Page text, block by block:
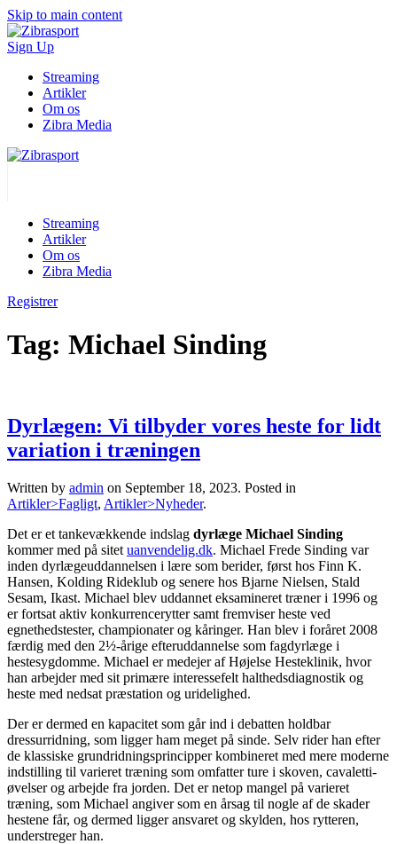
Skip to main content
Sign Up
Streaming
Artikler
Om os
Zibra Media
Streaming
Artikler
Om os
Zibra Media
Registrer
Tag: Michael Sinding
Dyrlægen: Vi tilbyder vores heste for lidt
variation i træningen
Written by admin on September 18, 2023. Posted in
Artikler>Fagligt, Artikler>Nyheder.
Det er et tankevækkende indslag dyrlæge Michael Sinding
kommer med på sitet uanvendelig.dk. Michael Frede Sinding var
inden dyrlægeuddannelsen i lære som berider, først hos Finn K.
Hansen, Kolding Rideklub og senere hos Bjarne Nielsen, Stald
Sesam, Ikast. Michael blev uddannet eksamineret træner i 1996 og
er fortsat aktiv konkurrencerytter samt fremviser heste ved
egnethedstester, championater og kåringer. Han blev i foråret 2008
færdig med den 2½-årige efteruddannelse som fagdyrlæge i
hestesygdomme. Michael er medejer af Højelse Hesteklinik, hvor
han arbejder med sit primære interessefelt halthedsdiagnostik og
heste med nedsat præstation og uridelighed.
Der er dermed en kapacitet som går ind i debatten holdbar
dressurridning, som ligger ham meget på sinde. Selv rider han efter
de klassiske grundridningsprincipper kombineret med mere moderne
indstilling til varieret træning som omfatter ture i skoven, cavaletti-
øvelser og arbejde fra jorden. Det er netop mangel på varieret
træning, som Michael angiver som en årsag til nogle af de skader
hestene får, og dermed ligger ansvaret og skylden, hos rytteren,
understreger han.